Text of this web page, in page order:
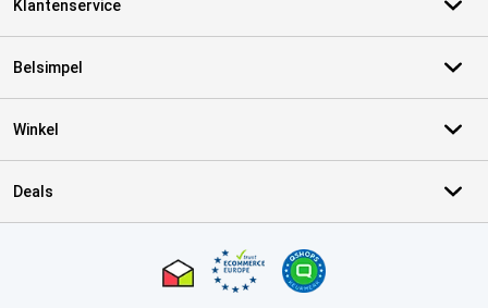
Klantenservice
Belsimpel
Winkel
Deals